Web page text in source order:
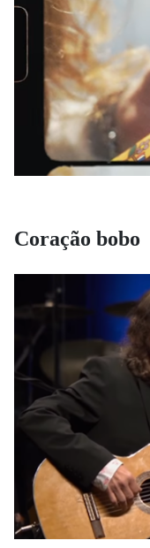
Coração bobo